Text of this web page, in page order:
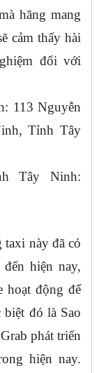
hãng mang
cảm thấy hài
đối với
Nguyễn
Tỉnh Tây
Ninh:
này đã có
hiện nay,
hoạt động để
đó là Sao
phát triển
hiện nay.